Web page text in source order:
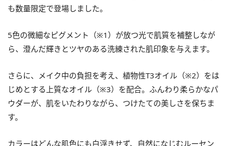
も数量限定で登場しました。
5色の微細なピグメント（※1）が放つ光で肌質を補整しなが
ら、澄んだ輝きとツヤのある洗練された肌印象を与えます。
さらに、メイク中の負担を考え、植物性T3オイル（※2）をは
じめとする上質なオイル（※3）を配合。ふんわり柔らかなパ
ウダーが、肌をいたわりながら、つけたての美しさを保ちま
す。
カラーはどんな肌色にも白浮きせず、自然になじむルーセン